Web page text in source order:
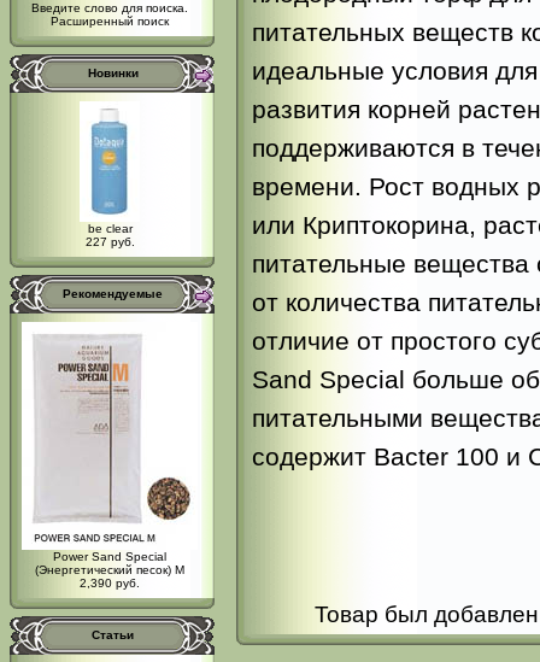
Введите слово для поиска.
Расширенный поиск
Новинки
be clear
227 руб.
Рекомендуемые
Power Sand Special
(Энергетический песок) M
2,390 руб.
Статьи
питательных веществ
идеальные условия
развития корней
поддерживаются в
времени. Рост водных
или Криптокорина,
питательные вещества
от количества
отличие от простого
Sand Special больше
питательными
содержит Bacter 100 и
Товар был